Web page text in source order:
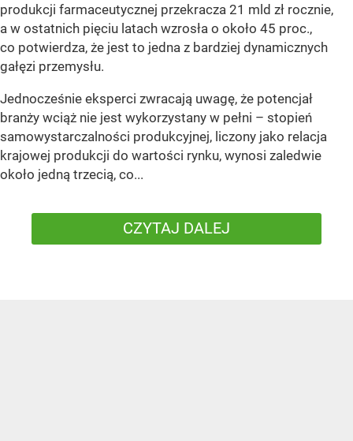
produkcji farmaceutycznej przekracza 21 mld zł rocznie,
a w ostatnich pięciu latach wzrosła o około 45 proc.,
co potwierdza, że jest to jedna z bardziej dynamicznych
gałęzi przemysłu.
Jednocześnie eksperci zwracają uwagę, że potencjał
branży wciąż nie jest wykorzystany w pełni – stopień
samowystarczalności produkcyjnej, liczony jako relacja
krajowej produkcji do wartości rynku, wynosi zaledwie
około jedną trzecią, co...
CZYTAJ DALEJ